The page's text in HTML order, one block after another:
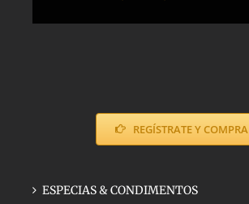
precios:
REGÍSTRATE Y COMPRA
ESPECIAS & CONDIMENTOS